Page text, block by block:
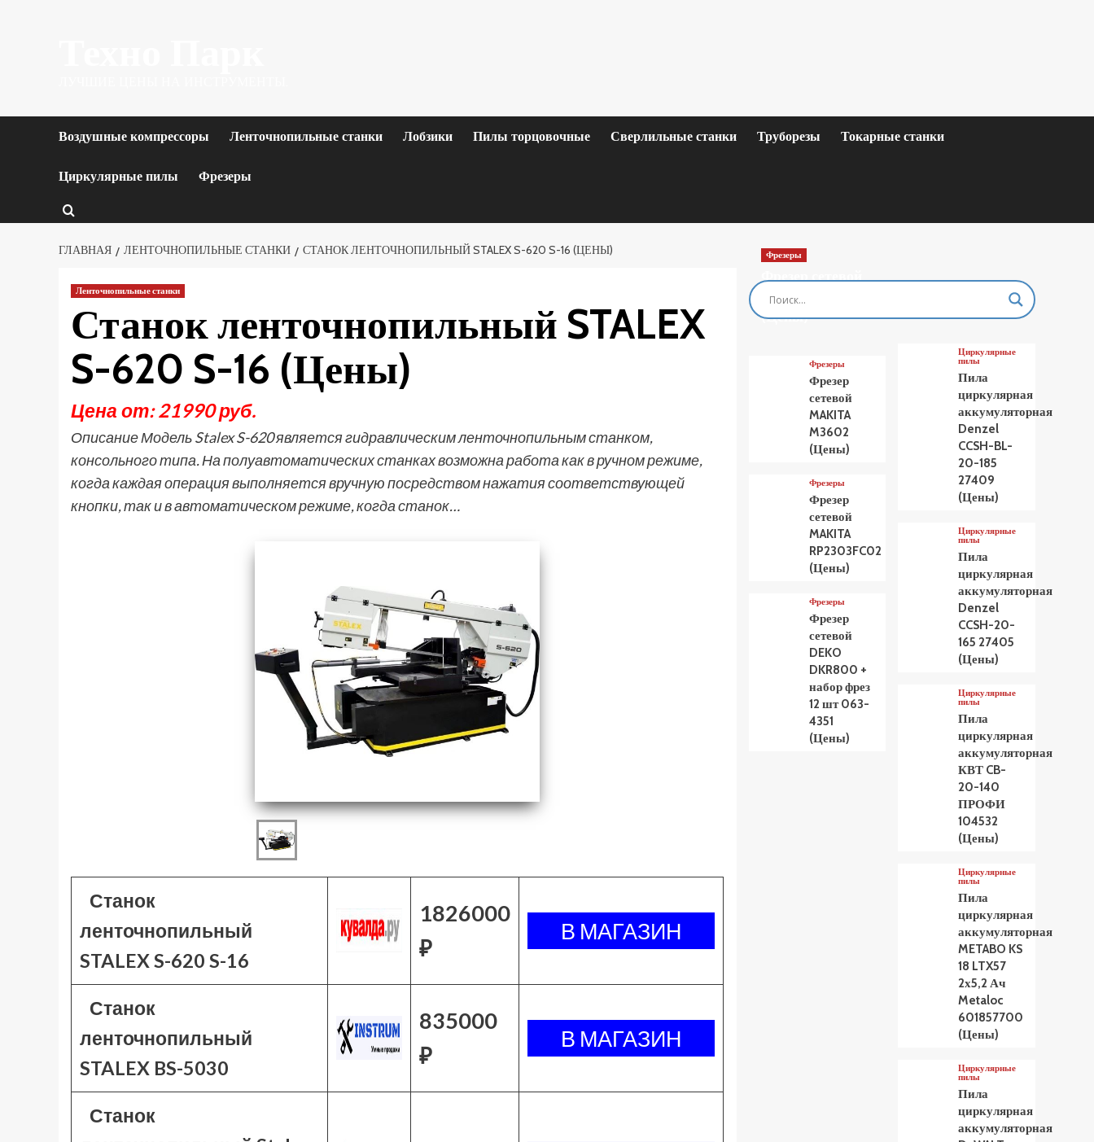
Воздушные компрессоры Ленточнопильные станки Лобзики Пилы торцовочные Сверлильные станки Труборезы Токарные станки
Циркулярные пилы Фрезеры
ГЛАВНАЯ ЛЕНТОЧНОПИЛЬНЫЕ СТАНКИ СТАНОК ЛЕНТОЧНОПИЛЬНЫЙ STALEX S-620 S-16 (ЦЕНЫ)
Ленточнопильные станки
Станок ленточнопильный STALEX
S-620 S-16 (Цены)
Цена от: 21990 руб.
Описание Модель Stalex S-620 является гидравлическим ленточнопильным станком,
консольного типа. На полуавтоматических станках возможна работа как в ручном режиме,
когда каждая операция выполняется вручную посредством нажатия соответствующей
кнопки, так и в автоматическом режиме, когда станок…
Станок
ленточнопильный
STALEX S-620 S-16
1826000
₽
Станок
ленточнопильный
STALEX BS-5030
835000
₽
Станок
Фрезеры
Фрезер сетевой
MAKITA M3601
(Цены)
Фрезеры
Фрезер
сетевой
MAKITA
M3602
(Цены)
Фрезеры
Фрезер
сетевой
MAKITA
RP2303FC02
(Цены)
Фрезеры
Фрезер
сетевой
DEKO
DKR800 +
набор фрез
12 шт 063-
4351
(Цены)
Циркулярные
пилы
Пила
циркулярная
аккумуляторная
Denzel
CCSH-BL-
20-185
27409
(Цены)
Циркулярные
пилы
Пила
циркулярная
аккумуляторная
Denzel
CCSH-20-
165 27405
(Цены)
Циркулярные
пилы
Пила
циркулярная
аккумуляторная
КВТ CB-
20-140
ПРОФИ
104532
(Цены)
Циркулярные
пилы
Пила
циркулярная
аккумуляторная
METABO KS
18 LTX57
2х5,2 Ач
Metaloc
601857700
(Цены)
Циркулярные
пилы
Пила
циркулярная
аккумуляторная